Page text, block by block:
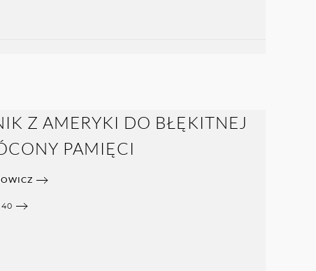
Z AMERYKI DO BŁĘKITNEJ
PAMIĘCI
40